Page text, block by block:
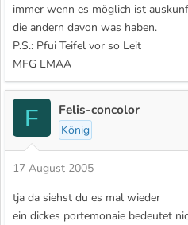
immer wenn es möglich ist
die andern davon was haben.
P.S.: Pfui Teifel vor so Leit
MFG LMAA
F Felis-concolor
König
17 August 2005
tja da siehst du es mal wieder
ein dickes portemonaie bedeutet